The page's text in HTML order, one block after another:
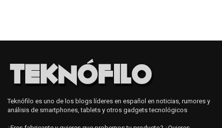
Teknófilo es uno de los blogs líderes en español en noticias, rumores y
análisis de smartphones, tablets y otros gadgets tecnológicos